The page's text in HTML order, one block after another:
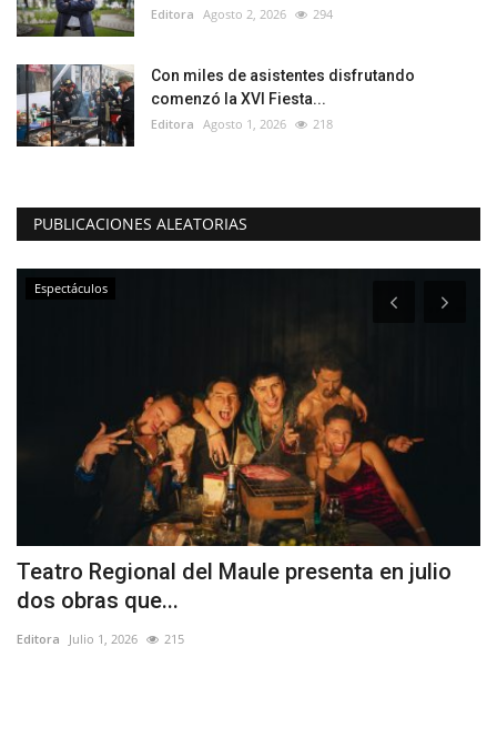
Editora Agosto 2, 2026 294
Con miles de asistentes disfrutando
comenzó la XVI Fiesta...
Editora Agosto 1, 2026 218
PUBLICACIONES ALEATORIAS
Espectáculos
Teatro Regional del Maule presenta en julio
dos obras que...
Editora Julio 1, 2026 215